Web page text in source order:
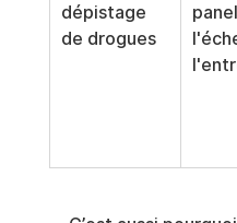
dépistage
de drogues